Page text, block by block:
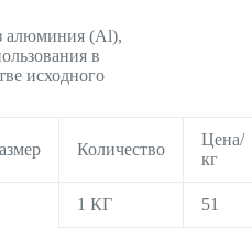
алюминия (Al),
в
исходного
Количество
Цена/
кг
1 КГ 51